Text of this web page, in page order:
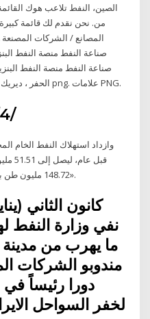
الصين، النفط تلاعب هوك
من. نحن نقدم لك قائمة
المصانع / الشركات المصنعة
صناعة النفط منصة النفط
الحفر ، ديريك تلاعب النفط, متفرقات, زاوية, الخدمة png. علامات PNG.
24‏‏/4‏‏/1442 بعد الهجرة
قبل
148.72 مليون طن بزيادة 7.5 في المئة على أساس سنوي».
نفي وزارة النفط
ما يهرب من
مندوبو الشركات
دورا رئيساً في
لخفر السواحل